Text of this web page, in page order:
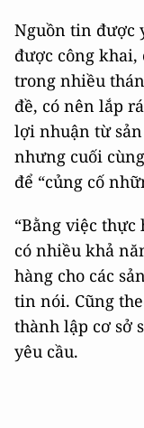
Nguồn tin được
được công khai,
trong nhiều
đề, có nên lắp
lợi nhuận từ
nhưng cuối
để “củng cố
“Bằng việc
có nhiều khả
hàng cho các
tin nói. Cũng
thành lập cơ sở
yêu cầu.